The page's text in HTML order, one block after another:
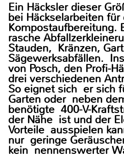
Ein Häcksler dieser
bei Häckselarbeiten für
Kompostaufbereitung.
rasche
Stauden, Kränzen,
Sägewerksabfällen.
von Posch, den Profi-
drei verschiedenen
So eignet sich er sich
Garten oder neben
benötigte 400-V-
der Nähe ist und der
Vorteile ausspielen
nur geringe
kein nennenswerter